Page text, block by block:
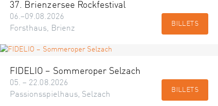
37. Brienzersee Rockfestival
06.–09.08.2026
Forsthaus, Brienz
BILLETS
FIDELIO – Sommeroper Selzach
05. – 22.08.2026
Passionsspielhaus, Selzach
BILLETS